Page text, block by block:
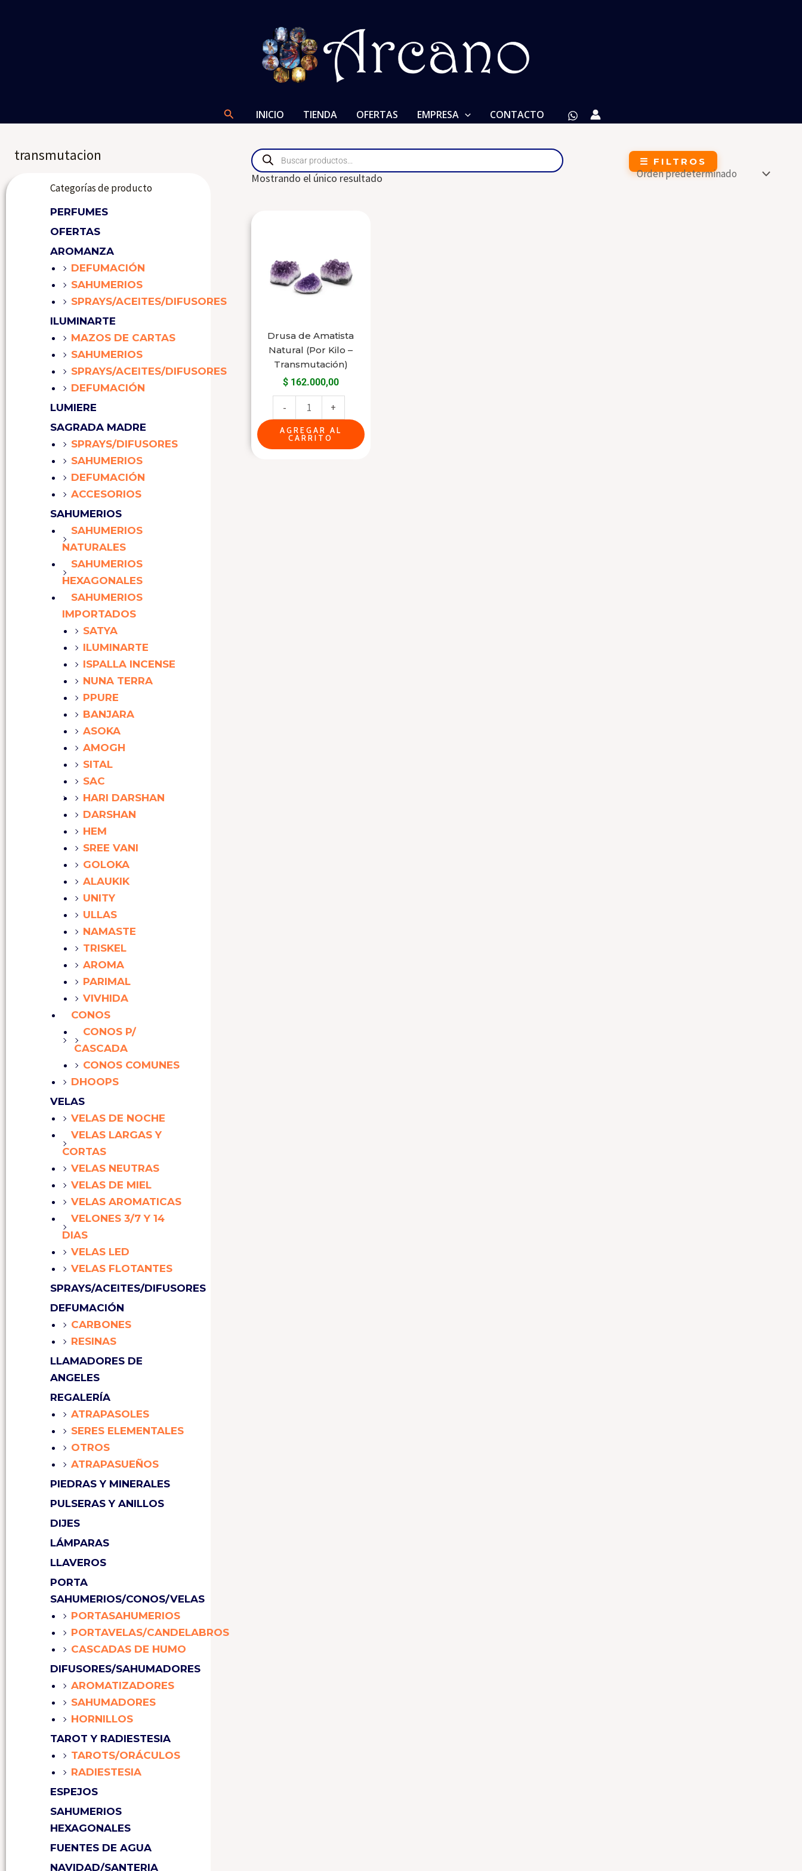
Buscar INICIO TIENDA OFERTAS EMPRESA CONTACTO
transmutacion
Categorías de producto
PERFUMES
OFERTAS
AROMANZA
DEFUMACIÓN
SAHUMERIOS
SPRAYS/ACEITES/DIFUSORES
ILUMINARTE
MAZOS DE CARTAS
SAHUMERIOS
SPRAYS/ACEITES/DIFUSORES
DEFUMACIÓN
LUMIERE
SAGRADA MADRE
SPRAYS/DIFUSORES
SAHUMERIOS
DEFUMACIÓN
ACCESORIOS
SAHUMERIOS
SAHUMERIOS
NATURALES
SAHUMERIOS
HEXAGONALES
SAHUMERIOS
IMPORTADOS
SATYA
ILUMINARTE
ISPALLA INCENSE
NUNA TERRA
PPURE
BANJARA
ASOKA
AMOGH
SITAL
SAC
HARI DARSHAN
DARSHAN
HEM
SREE VANI
GOLOKA
ALAUKIK
UNITY
ULLAS
NAMASTE
TRISKEL
AROMA
PARIMAL
VIVHIDA
CONOS
CONOS P/
CASCADA
CONOS COMUNES
DHOOPS
VELAS
VELAS DE NOCHE
VELAS LARGAS Y
CORTAS
VELAS NEUTRAS
VELAS DE MIEL
VELAS AROMATICAS
VELONES 3/7 Y 14
DIAS
VELAS LED
VELAS FLOTANTES
SPRAYS/ACEITES/DIFUSORES
DEFUMACIÓN
CARBONES
RESINAS
LLAMADORES DE
ANGELES
REGALERÍA
ATRAPASOLES
SERES ELEMENTALES
OTROS
ATRAPASUEÑOS
PIEDRAS Y MINERALES
PULSERAS Y ANILLOS
DIJES
LÁMPARAS
LLAVEROS
PORTA
SAHUMERIOS/CONOS/VELAS
PORTASAHUMERIOS
PORTAVELAS/CANDELABROS
CASCADAS DE HUMO
DIFUSORES/SAHUMADORES
AROMATIZADORES
SAHUMADORES
HORNILLOS
TAROT Y RADIESTESIA
TAROTS/ORÁCULOS
RADIESTESIA
ESPEJOS
SAHUMERIOS
HEXAGONALES
FUENTES DE AGUA
NAVIDAD/SANTERIA
Products
search ☰ FILTROS
Mostrando el único resultado
Drusa de Amatista
Natural (Por Kilo –
Transmutación)
$162.000,00
-
Natural
(Por
Transmutación)
cantidad
+
AGREGAR AL
CARRITO